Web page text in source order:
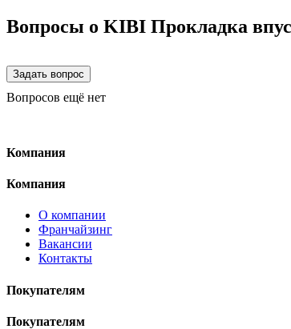
Вопросы о KIBI Прокладка
Вопросов ещё нет
Компания
Компания
О компании
Франчайзинг
Вакансии
Контакты
Покупателям
Покупателям